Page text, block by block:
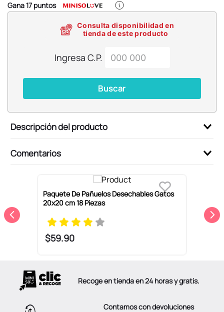
Gana17 puntos
Consulta disponibilidad en
tienda de este producto
Ingresa C.P.
Buscar
Descripción del producto
Comentarios
Paquete De Pañuelos Desechables Gatos
20x20 cm 18 Piezas
$59.90
Recoge en tienda en 24 horas y gratis.
Contamos con devoluciones